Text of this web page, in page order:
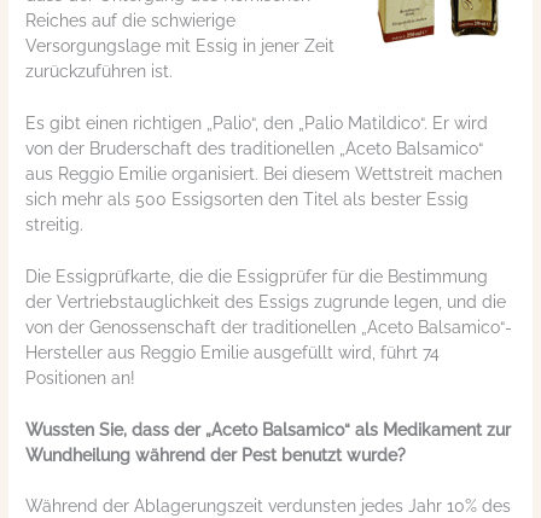
Reiches auf die schwierige
Versorgungslage mit Essig in jener Zeit
zurückzuführen ist.
Es gibt einen richtigen „Palio“, den „Palio Matildico“. Er wird
von der Bruderschaft des traditionellen „Aceto Balsamico“
aus Reggio Emilie organisiert. Bei diesem Wettstreit machen
sich mehr als 500 Essigsorten den Titel als bester Essig
streitig.
Die Essigprüfkarte, die die Essigprüfer für die Bestimmung
der Vertriebstauglichkeit des Essigs zugrunde legen, und die
von der Genossenschaft der traditionellen „Aceto Balsamico“-
Hersteller aus Reggio Emilie ausgefüllt wird, führt 74
Positionen an!
Wussten Sie, dass der „Aceto Balsamico“ als Medikament zur
Wundheilung während der Pest benutzt wurde?
Während der Ablagerungszeit verdunsten jedes Jahr 10% des